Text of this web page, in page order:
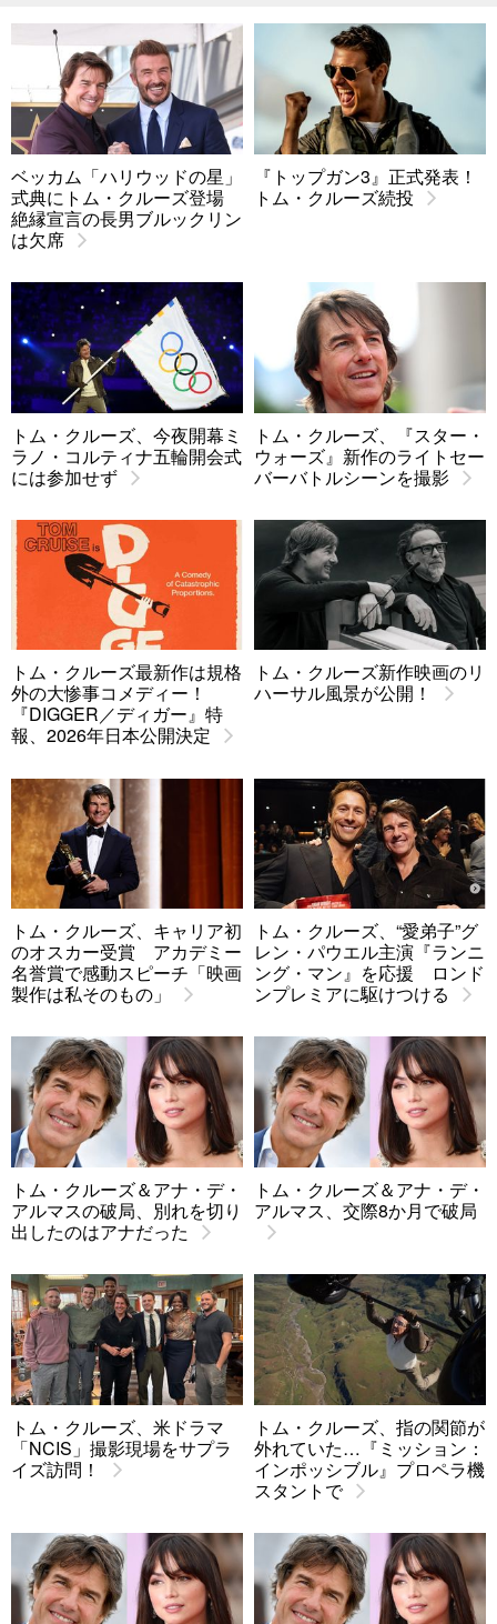
ベッカム「ハリウッドの星」
式典にトム・クルーズ登場
絶縁宣言の長男ブルックリン
は欠席
『トップガン3』正式発表！
トム・クルーズ続投
トム・クルーズ、今夜開幕ミ
ラノ・コルティナ五輪開会式
には参加せず
トム・クルーズ、『スター・
ウォーズ』新作のライトセー
バーバトルシーンを撮影
トム・クルーズ最新作は規格
外の大惨事コメディー！
『DIGGER／ディガー』特
報、2026年日本公開決定
トム・クルーズ新作映画のリ
ハーサル風景が公開！
トム・クルーズ、キャリア初
のオスカー受賞 アカデミー
名誉賞で感動スピーチ「映画
製作は私そのもの」
トム・クルーズ、“愛弟子”グ
レン・パウエル主演『ランニ
ング・マン』を応援 ロンド
ンプレミアに駆けつける
トム・クルーズ＆アナ・デ・
アルマスの破局、別れを切り
出したのはアナだった
トム・クルーズ＆アナ・デ・
アルマス、交際8か月で破局
トム・クルーズ、米ドラマ
「NCIS」撮影現場をサプラ
イズ訪問！
トム・クルーズ、指の関節が
外れていた…『ミッション：
インポッシブル』プロペラ機
スタントで